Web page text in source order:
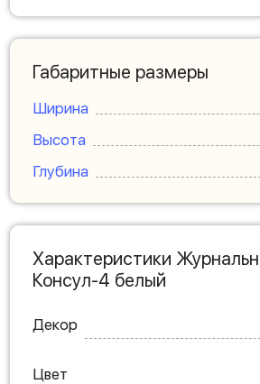
Габаритные размеры
Ширина
Высота
Глубина
Характеристики
Консул-4 белый
Декор
Цвет